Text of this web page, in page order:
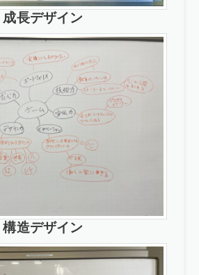
成長デザイン
構造デザイン